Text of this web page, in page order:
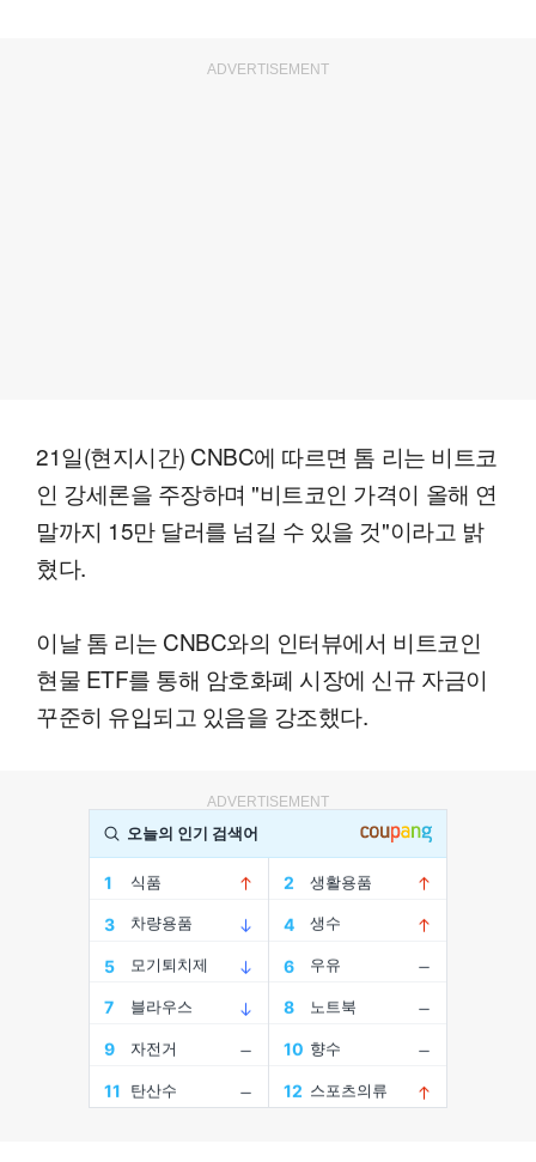
ADVERTISEMENT
21일(현지시간) CNBC에 따르면 톰 리는 비트코
인 강세론을 주장하며 "비트코인 가격이 올해 연
말까지 15만 달러를 넘길 수 있을 것"이라고 밝
혔다.
이날 톰 리는 CNBC와의 인터뷰에서 비트코인
현물 ETF를 통해 암호화폐 시장에 신규 자금이
꾸준히 유입되고 있음을 강조했다.
ADVERTISEMENT